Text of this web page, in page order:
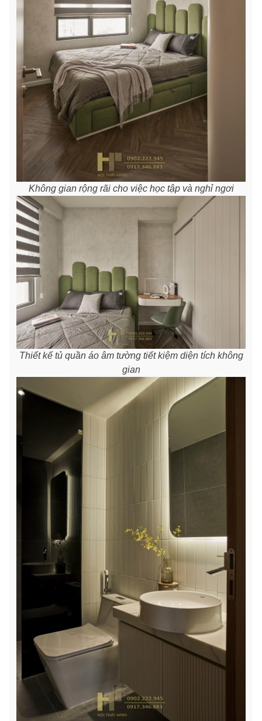
Không gian rộng rãi cho việc học tập và nghỉ ngơi
Thiết kế tủ quần áo âm tường tiết kiệm diện tích không
gian